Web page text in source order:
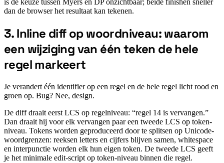
is de keuze tussen Myers en DP onzichtbaar; beide finishen sneller
dan de browser het resultaat kan tekenen.
#
3. Inline diff op woordniveau: waarom
een wijziging van één teken de hele
regel markeert
Je verandert één identifier op een regel en de hele regel licht rood en
groen op. Bug? Nee, design.
De diff draait eerst LCS op regelniveau: “regel 14 is vervangen.”
Dan draait hij voor elk vervangen paar een tweede LCS op token-
niveau. Tokens worden geproduceerd door te splitsen op Unicode-
woordgrenzen: reeksen letters en cijfers blijven samen, whitespace
en interpunctie worden elk hun eigen token. De tweede LCS geeft
je het minimale edit-script op token-niveau binnen die regel.